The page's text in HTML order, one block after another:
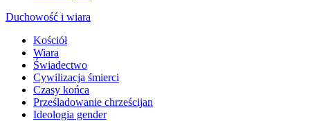
Duchowość i wiara
Kościół
Wiara
Świadectwo
Cywilizacja śmierci
Czasy końca
Prześladowanie chrześcijan
Ideologia gender